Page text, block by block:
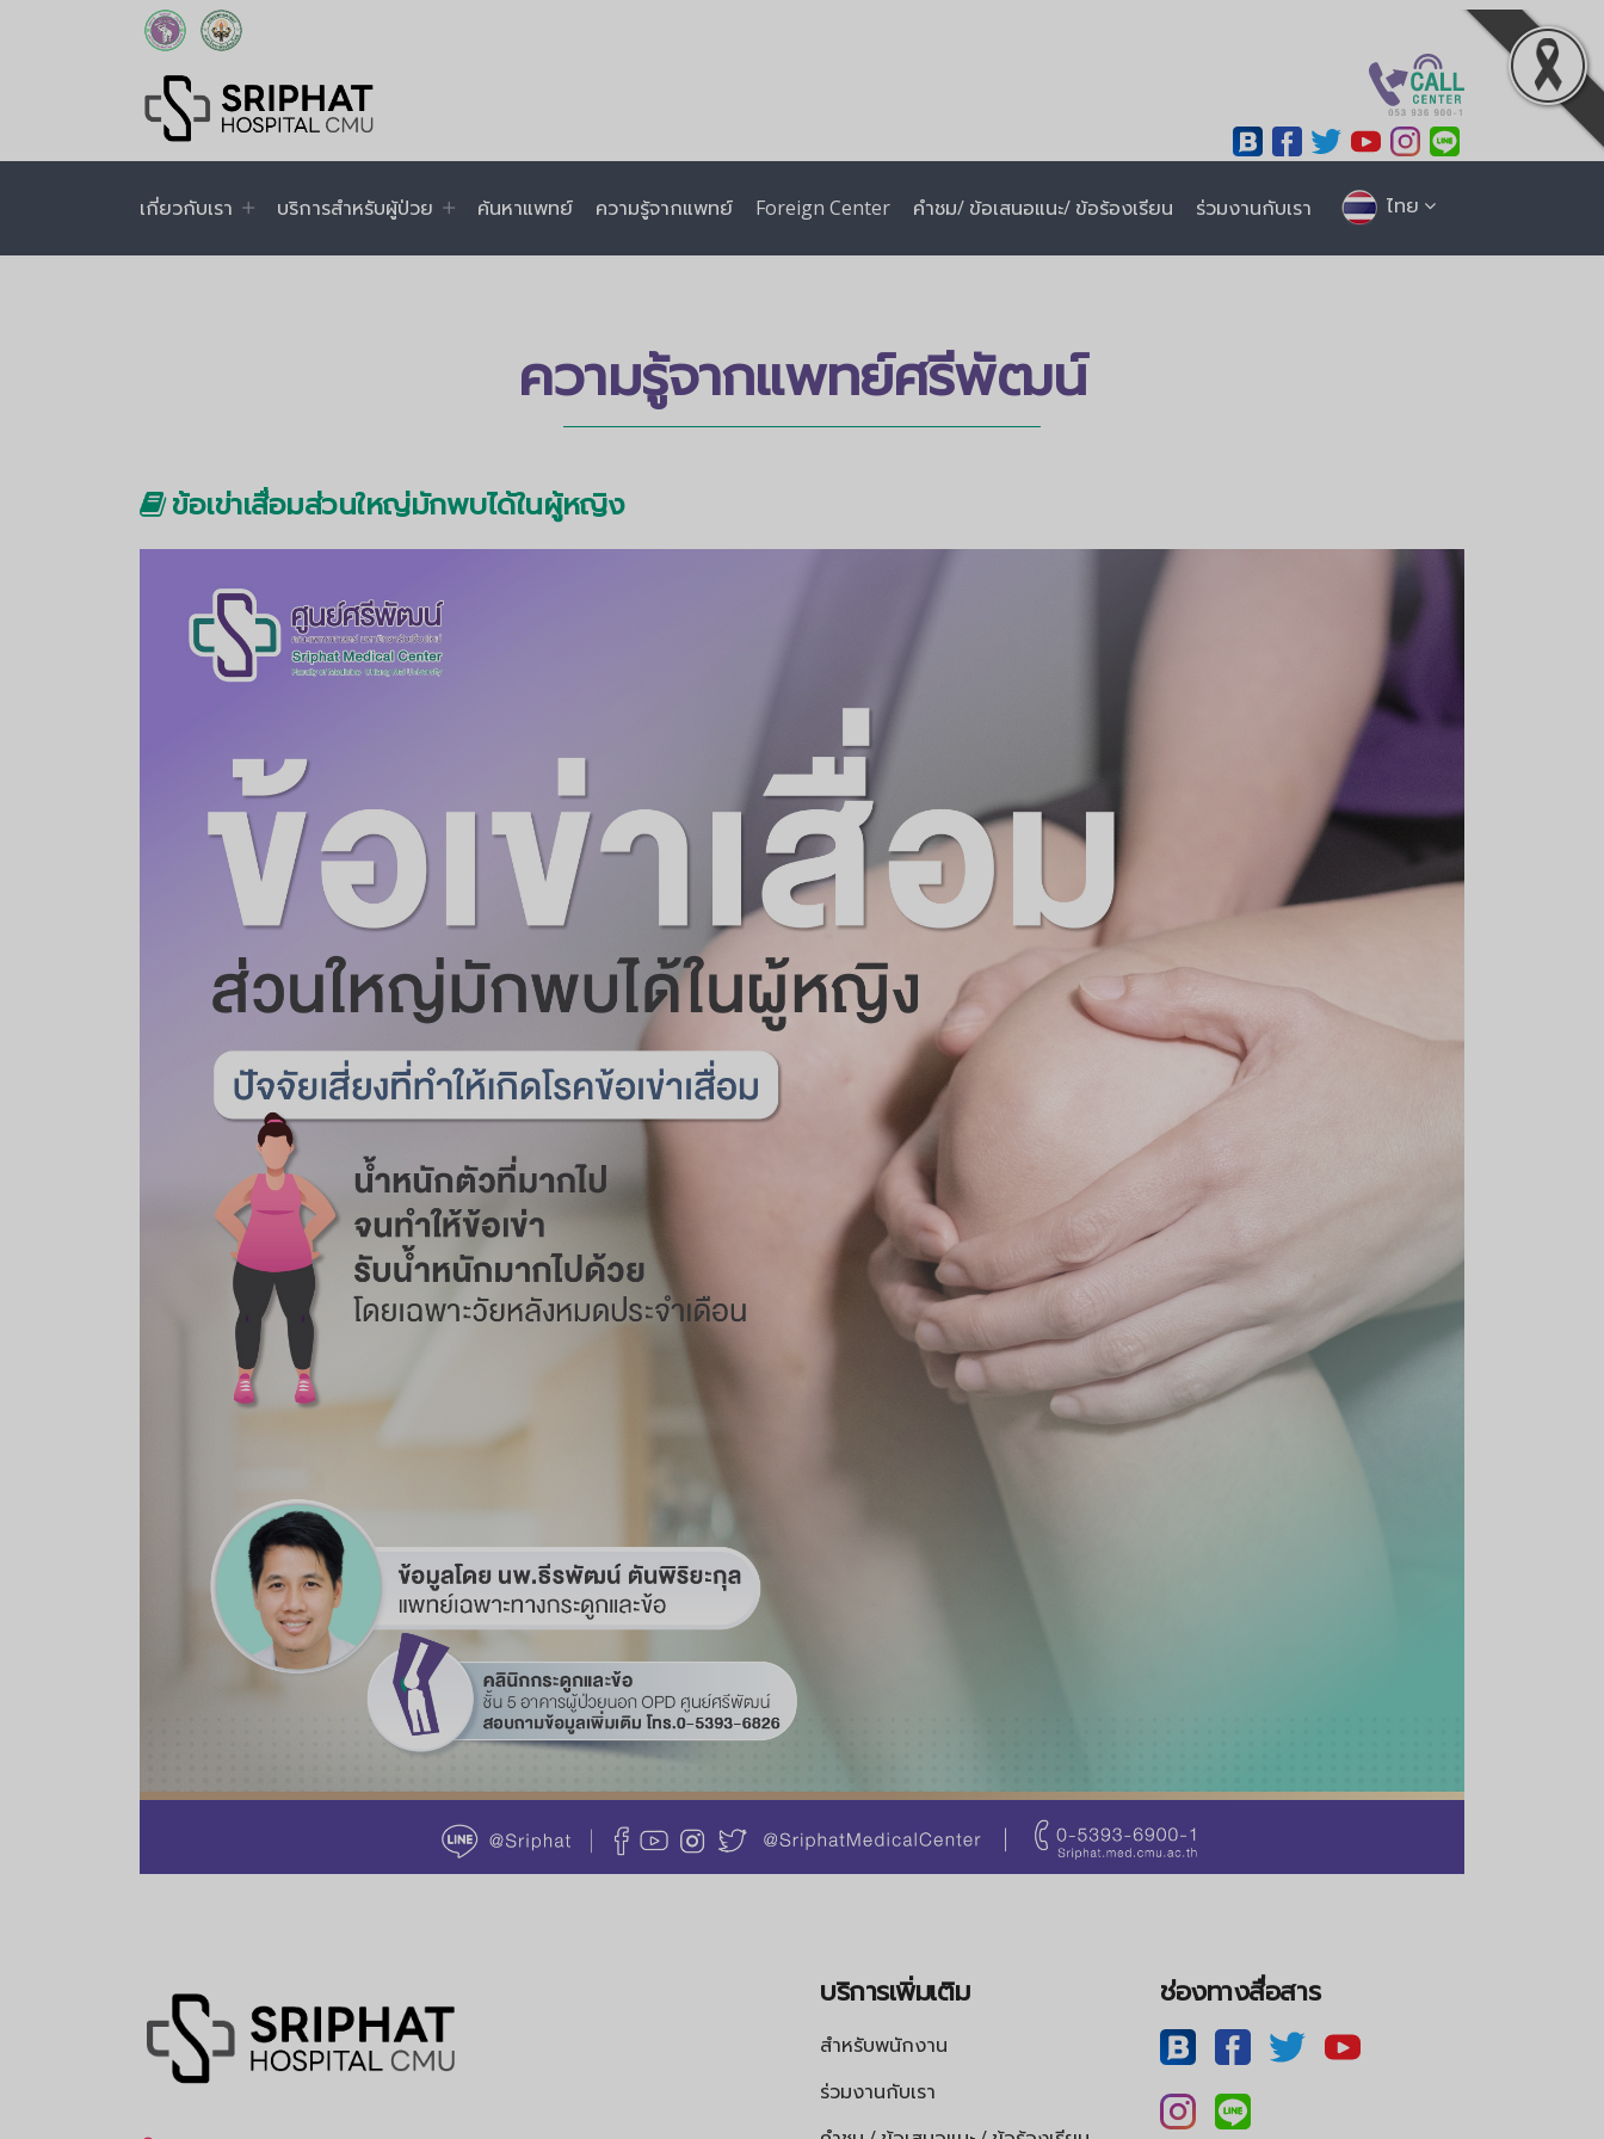
เกี่ยวกับเรา บริการสำหรับผู้ป่วย ค้นหาแพทย์ ความรู้จากแพทย์ Foreign Center คำชม/ ข้อเสนอแนะ/ ข้อร้องเรียน ร่วมงานกับเรา ไทย
ความรู้จากแพทย์ศรีพัฒน์
ข้อเข่าเสื่อมส่วนใหญ่มักพบได้ในผู้หญิง
บริการเพิ่มเติม
สำหรับพนักงาน
ร่วมงานกับเรา
ช่องทางสื่อสาร